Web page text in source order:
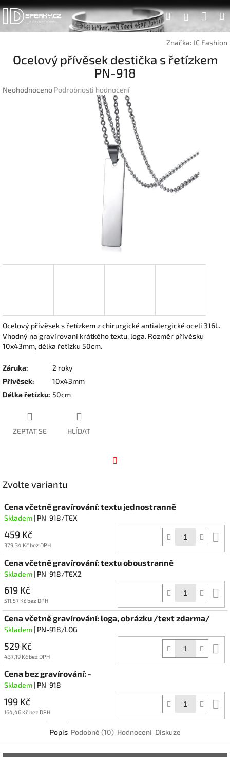
Přejít
na
obsah
Hledat
Značka: JC Fashion
Ocelový přívěsek destička s řetízkem
PN-918
Průměrné
Neohodnoceno Podrobnosti hodnocení
Ocelový přívěsek s řetízkem z chirurgické antialergické oceli 316L.
Vhodný na gravírovaní krátkého textu, loga. Rozměr přívěsku
10x43mm, délka řetízku 50cm.
Záruka:
2 roky
Přívěsek:
10x43mm
Délka řetízku: 50cm
ZEPTAT SE HLÍDAT
Zvolte variantu
Cena včetně gravírování: textu jednostranně
Skladem | PN-918/TEX
459 Kč
379,34 Kč bez DPH
Cena včetně gravírování: textu oboustranně
Skladem | PN-918/TEX2
619 Kč
511,57 Kč bez DPH
Cena včetně gravírování: loga, obrázku /text zdarma/
Skladem | PN-918/LOG
529 Kč
437,19 Kč bez DPH
Cena bez gravírování: -
Skladem | PN-918
199 Kč
164,46 Kč bez DPH
Popis Podobné (10) Hodnocení Diskuze